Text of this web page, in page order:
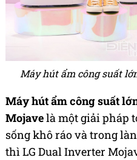
Máy hút ẩm công suất
Máy hút ẩm công suất
Mojavelà một giải pháp
sống khô ráo và trong
thì LG Dual Inverter